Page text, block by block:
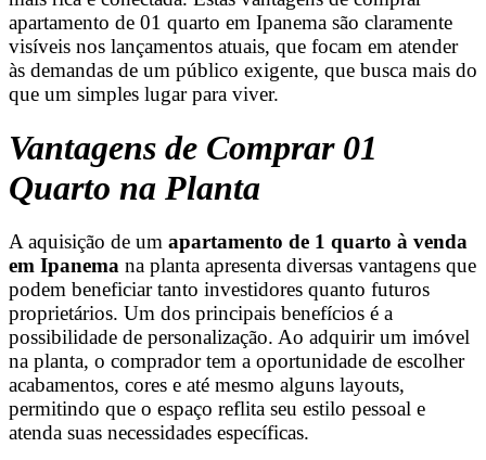
apartamento de 01 quarto em Ipanema são claramente
visíveis nos lançamentos atuais, que focam em atender
às demandas de um público exigente, que busca mais do
que um simples lugar para viver.
Vantagens de Comprar 01
Quarto na Planta
A aquisição de um apartamento de 1 quarto à venda
em Ipanema na planta apresenta diversas vantagens que
podem beneficiar tanto investidores quanto futuros
proprietários. Um dos principais benefícios é a
possibilidade de personalização. Ao adquirir um imóvel
na planta, o comprador tem a oportunidade de escolher
acabamentos, cores e até mesmo alguns layouts,
permitindo que o espaço reflita seu estilo pessoal e
atenda suas necessidades específicas.